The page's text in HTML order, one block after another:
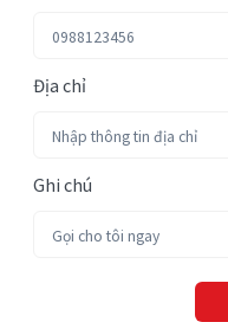
Địa chỉ
Ghi chú